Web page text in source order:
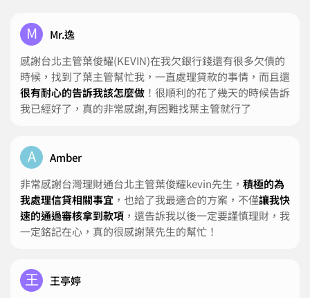
M
Mr.逸
感謝台北主管葉俊耀(KEVIN)在我欠銀行錢還有很多欠債的
時候，找到了葉主管幫忙我，一直處理貸款的事情，而且還
很有耐心的告訴我該怎麼做 ！很順利的花了幾天的時候告訴
我已經好了，真的非常感謝,有困難找葉主管就行了
A
Amber
非常感謝台灣理財通台北主管葉俊耀kevin先生， 積極的為
我處理信貸相關事宜 ，也給了我最適合的方案，不僅讓我快
速的通過審核拿到款項 ，還告訴我以後一定要謹慎理財，我
一定銘記在心，真的很感謝葉先生的幫忙！
王
王亭婷